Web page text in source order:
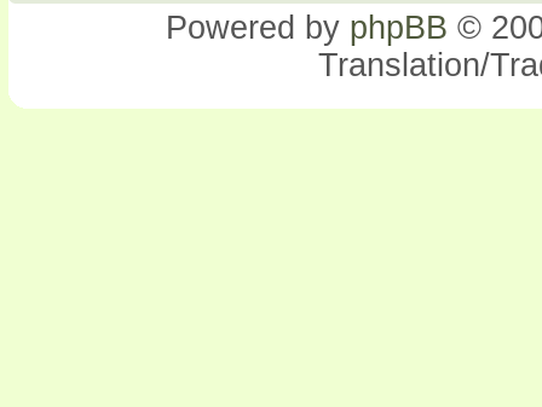
Powered by phpBB ©
Translation/